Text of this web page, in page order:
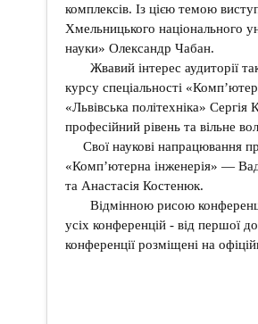
комплексів. Із цією темою
Хмельницького національного
науки» Олександр Чабан.
Жвавий інтерес аудиторії
курсу спеціальності
«Львівська політехніка»
професійний рівень та вільне
Свої наукові напрацювання
«Комп’ютерна інженерія» —
та Анастасія Костенюк.
Відмінною рисою
усіх конференцій - від першої
конференції розміщені на